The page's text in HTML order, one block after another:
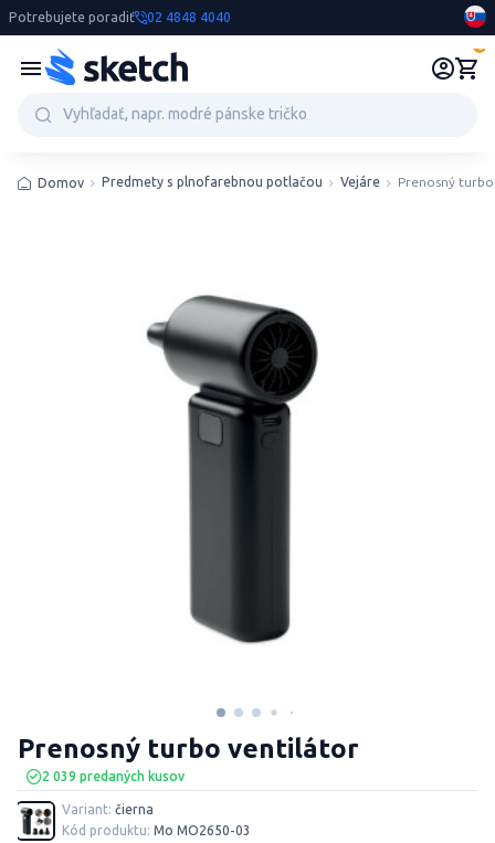
Potrebujete poradiť 02 4848 4040
Domov Predmety s plnofarebnou potlačou Vejáre Prenosný
2 039 predaných kusov
Prenosný turbo ventilátor
Variant: čierna
Kód produktu: Mo MO2650-03